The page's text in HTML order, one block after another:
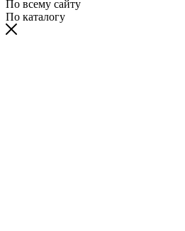
По всему сайту
По каталогу